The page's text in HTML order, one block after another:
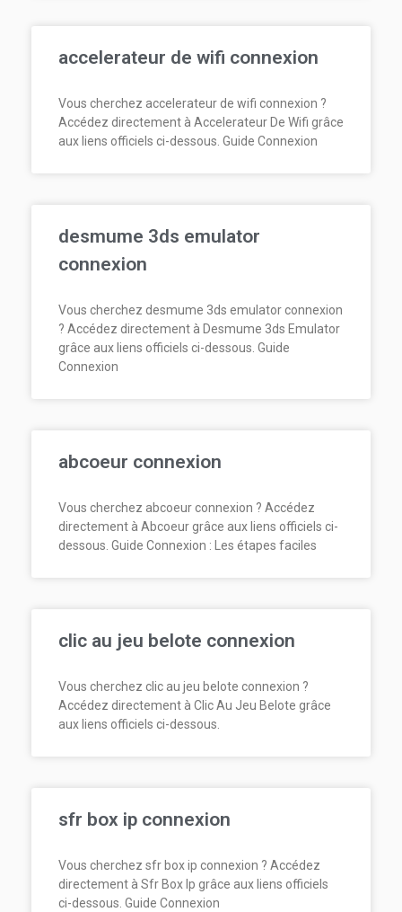
accelerateur de wifi connexion
Vous cherchez accelerateur de wifi connexion ?
Accédez directement à Accelerateur De Wifi grâce
aux liens officiels ci-dessous. Guide Connexion
desmume 3ds emulator
connexion
Vous cherchez desmume 3ds emulator connexion
? Accédez directement à Desmume 3ds Emulator
grâce aux liens officiels ci-dessous. Guide
Connexion
abcoeur connexion
Vous cherchez abcoeur connexion ? Accédez
directement à Abcoeur grâce aux liens officiels ci-
dessous. Guide Connexion : Les étapes faciles
clic au jeu belote connexion
Vous cherchez clic au jeu belote connexion ?
Accédez directement à Clic Au Jeu Belote grâce
aux liens officiels ci-dessous.
sfr box ip connexion
Vous cherchez sfr box ip connexion ? Accédez
directement à Sfr Box Ip grâce aux liens officiels
ci-dessous. Guide Connexion